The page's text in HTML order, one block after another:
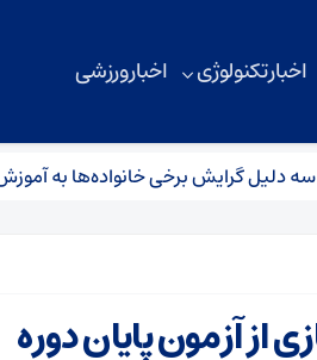
اخبار تکنولوژی اخبار ورزشی
برخی خانواده‌ها به آموزش خانگی
آزمون پایان دوره